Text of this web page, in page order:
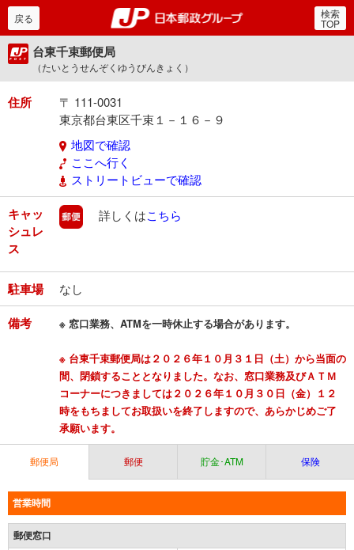
郵便局・日本郵政グルー
戻る 検索
TOP
台東千束郵便局
（たいとうせんぞくゆうびんきょく）
住所
〒 111-0031
東京都台東区千束１－１６－９
地図で確認
ここへ行く
ストリートビューで確認
キャッ
シュレ
ス
郵便
詳しくはこちら
駐車場 なし
備考 ※ 窓口業務、ATMを一時休止する場合があります。
※ 台東千束郵便局は２０２６年１０月３１日（土）から当面の
間、閉鎖することとなりました。なお、窓口業務及びＡＴＭ
コーナーにつきましては２０２６年１０月３０日（金）１２
時をもちましてお取扱いを終了しますので、あらかじめご了
承願います。
郵便局 郵便 貯金･ATM 保険
営業時間
郵便窓口